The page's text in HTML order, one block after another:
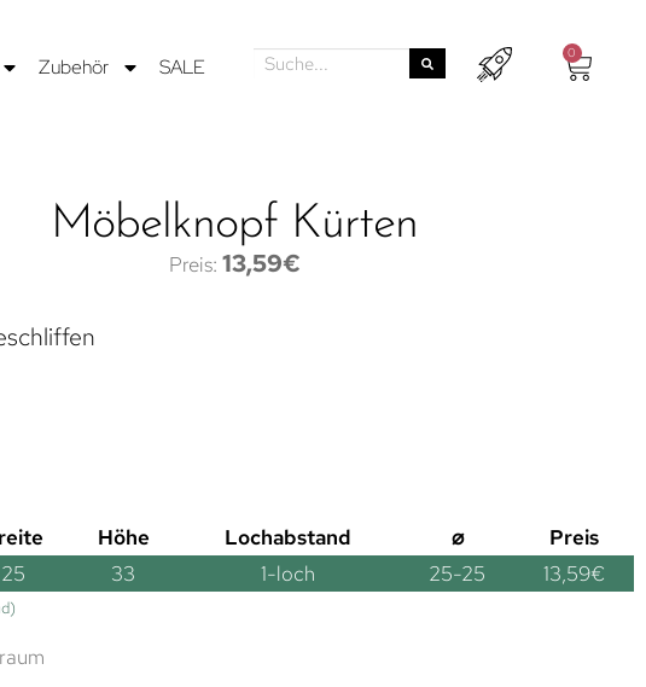
Zubehör SALE
0
Möbelknopf Kürten
13,59€
Höhe Lochabstand ⌀
Preis
25 33 1-loch 25-25 13,59€